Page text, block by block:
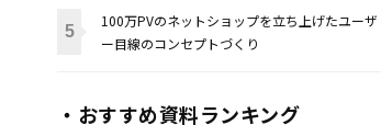
100万PVのネットショップを立ち上げたユーザ
ー目線のコンセプトづくり
・おすすめ資料ランキング